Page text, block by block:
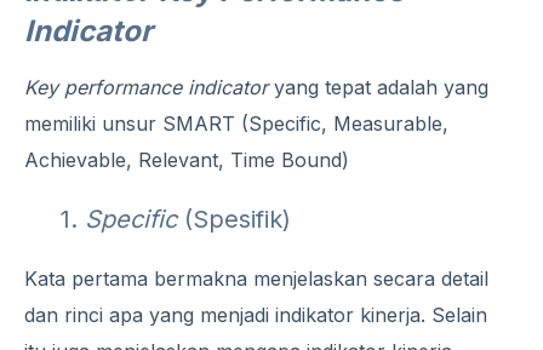
Indicator
Key performance indicatoryang tepat adalah yang
memiliki unsur SMART (Specific, Measurable,
Achievable, Relevant, Time Bound)
1. Specific(Spesifik)
Kata pertama bermakna menjelaskan secara detail
dan rinci apa yang menjadi indikator kinerja. Selain